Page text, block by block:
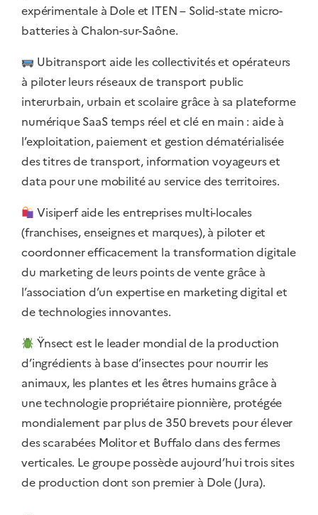
expérimentale à Dole et ITEN – Solid-state micro-
batteries à Chalon-sur-Saône.
Ubitransport aide les collectivités et opérateurs
à piloter leurs réseaux de transport public
interurbain, urbain et scolaire grâce à sa plateforme
numérique SaaS temps réel et clé en main : aide à
l’exploitation, paiement et gestion dématérialisée
des titres de transport, information voyageurs et
data pour une mobilité au service des territoires.
Visiperf aide les entreprises multi-locales
(franchises, enseignes et marques), à piloter et
coordonner efficacement la transformation digitale
du marketing de leurs points de vente grâce à
l’association d’un expertise en marketing digital et
de technologies innovantes.
Ÿnsect est le leader mondial de la production
d’ingrédients à base d’insectes pour nourrir les
animaux, les plantes et les êtres humains grâce à
une technologie propriétaire pionnière, protégée
mondialement par plus de 350 brevets pour élever
des scarabées Molitor et Buffalo dans des fermes
verticales. Le groupe possède aujourd’hui trois sites
de production dont son premier à Dole (Jura).